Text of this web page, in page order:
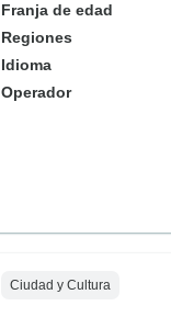
Franja de edad
Regiones
Idioma
Operador
Ciudad y Cultura